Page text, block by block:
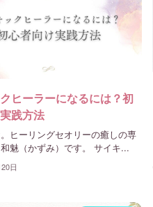
ヒーラーになるには？初
践方法
ヒーリングセオリーの癒しの専
魅（かずみ）です。 サイキ...
日